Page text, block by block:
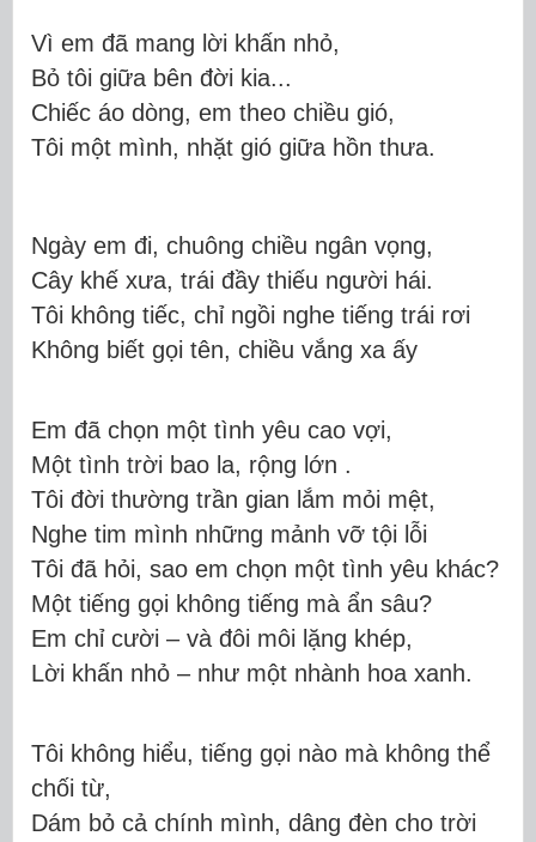
Vì em đã mang lời khấn nhỏ,
Bỏ tôi giữa bên đời kia...
Chiếc áo dòng, em theo chiều gió,
Tôi một mình, nhặt gió giữa hồn thưa.
Ngày em đi, chuông chiều ngân vọng,
Cây khế xưa, trái đầy thiếu người hái.
Tôi không tiếc, chỉ ngồi nghe tiếng trái rơi
Không biết gọi tên, chiều vắng xa ấy
Em đã chọn một tình yêu cao vợi,
Một tình trời bao la, rộng lớn .
Tôi đời thường trần gian lắm mỏi mệt,
Nghe tim mình những mảnh vỡ tội lỗi
Tôi đã hỏi, sao em chọn một tình yêu khác?
Một tiếng gọi không tiếng mà ẩn sâu?
Em chỉ cười – và đôi môi lặng khép,
Lời khấn nhỏ – như một nhành hoa xanh.
Tôi không hiểu, tiếng gọi nào mà không thể
chối từ,
Dám bỏ cả chính mình, dâng đèn cho trời